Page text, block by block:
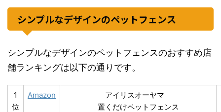
シンプルなデザインのペットフェンス
シンプルなデザインのペットフェンスのおすすめ店
舗ランキングは以下の通りです。
1
位
Amazon
アイリスオーヤマ
置くだけペットフェンス